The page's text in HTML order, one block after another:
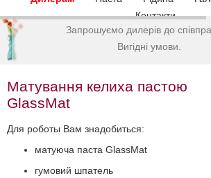
Контакти
Запрошуємо дилерів до
Вигідні умови
Матування келиха пастою
GlassMat
Для роботы Вам знадобиться:
матуюча паста GlassMat
гумовий шпатель